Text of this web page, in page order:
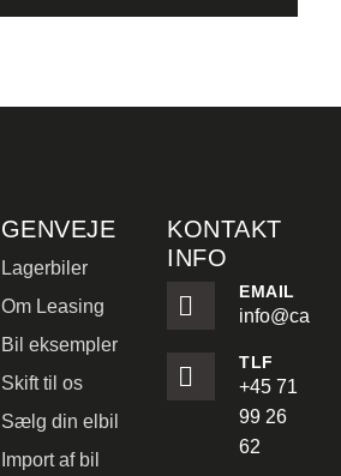
GENVEJE
Lagerbiler
Om Leasing
Bil eksempler
Skift til os
Sælg din elbil
Import af bil
KONTAKT
INFO
EMAIL
TLF
+45 71
99 26
62